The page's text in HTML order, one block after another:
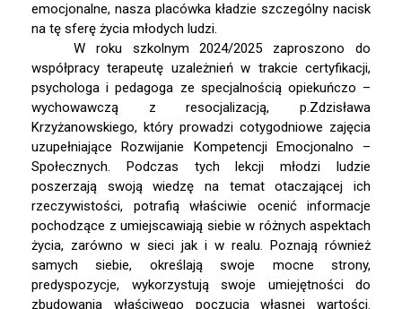
Ostatnie wpisy
Zakończenie roku szkolnego
Dzień Taty
Dzień Matki
Twój dzień w LO ARKA
Zajęcia artystyczne
Najnowsze
komentarze
Brak komentarzy do
wyświetlenia.
emocjonalne, nasza placówka kładzie szczególny nacisk
na tę sferę życia młodych ludzi.
W roku szkolnym 2024/2025 zaproszono do
współpracy terapeutę uzależnień w trakcie certyfikacji,
psychologa i pedagoga ze specjalnością opiekuńczo –
wychowawczą z resocjalizacją, p.Zdzisława
Krzyżanowskiego, który prowadzi cotygodniowe zajęcia
uzupełniające Rozwijanie Kompetencji Emocjonalno –
Społecznych. Podczas tych lekcji młodzi ludzie
poszerzają swoją wiedzę na temat otaczającej ich
rzeczywistości, potrafią właściwie ocenić informacje
pochodzące z umiejscawiają siebie w różnych aspektach
życia, zarówno w sieci jak i w realu. Poznają również
samych siebie, określają swoje mocne strony,
predyspozycje, wykorzystują swoje umiejętności do
zbudowania właściwego poczucia własnej wartości.